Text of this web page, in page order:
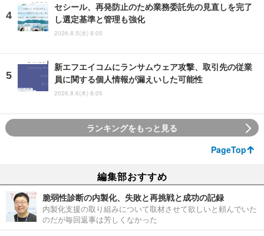
セシール、再発防止のため業務委託先の見直しを完了
し選定基準と管理も強化
2026.8.5(水) 8:05
新エフエイコムにランサムウェア攻撃、取引先の従業
員に関する個人情報が漏えいした可能性
2026.8.6(木) 8:05
ランキングをもっと見る
PageTop
編集部おすすめ
脆弱性診断の内製化、失敗と再挑戦と成功の記録
内製化支援の取り組みについて取材させて欲しいと頼んでいた
のだが毎回返事は芳しくなかった